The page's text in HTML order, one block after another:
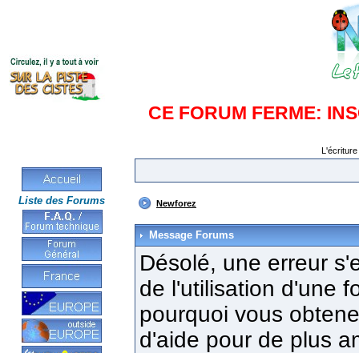
CE FORUM FERME:
Liste des Forums Newforez
Message Forums
Désolé, une erreur
de l'utilisation d'une
pourquoi vous
d'aide pour de plus